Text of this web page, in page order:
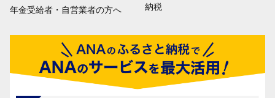
年金受給者・自営業者の方へ
納税